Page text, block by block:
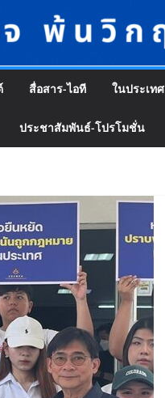
สื่อสาร-ไอที ในประเทศ
ประชาสัมพันธ์-โปรโมชั่น